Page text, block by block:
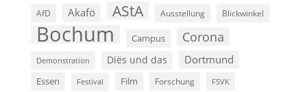
AfD Akafö AStA Ausstellung Blickwinkel
Bochum Campus Corona
Demonstration Diës und das Dortmund
Essen Festival Film Forschung FSVK